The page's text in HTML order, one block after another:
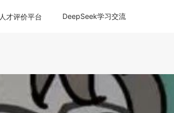
人才评价平台 DeepSeek学习交流